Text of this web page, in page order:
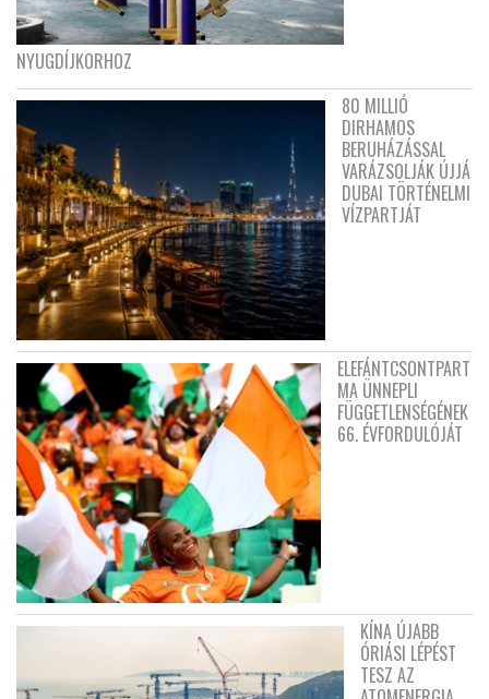
NYUGDÍJKORHOZ
80 MILLIÓ
DIRHAMOS
BERUHÁZÁSSAL
VARÁZSOLJÁK ÚJJÁ
DUBAI TÖRTÉNELMI
VÍZPARTJÁT
ELEFÁNTCSONTPART
MA ÜNNEPLI
FÜGGETLENSÉGÉNEK
66. ÉVFORDULÓJÁT
KÍNA ÚJABB
ÓRIÁSI LÉPÉST
TESZ AZ